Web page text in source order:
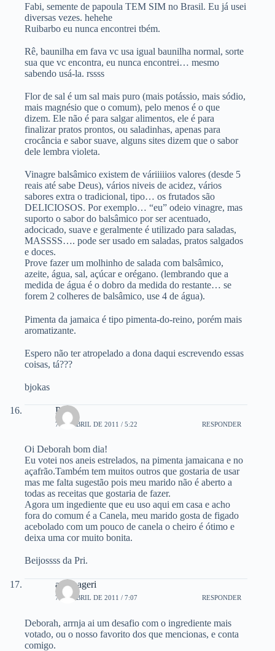
Fabi, semente de papoula TEM SIM no Brasil. Eu já usei
diversas vezes. hehehe
Ruibarbo eu nunca encontrei tbém.
Rê, baunilha em fava vc usa igual baunilha normal, sorte
sua que vc encontra, eu nunca encontrei… mesmo
sabendo usá-la. rssss
Flor de sal é um sal mais puro (mais potássio, mais sódio,
mais magnésio que o comum), pelo menos é o que
dizem. Ele não é para salgar alimentos, ele é para
finalizar pratos prontos, ou saladinhas, apenas para
crocância e sabor suave, alguns sites dizem que o sabor
dele lembra violeta.
Vinagre balsâmico existem de váriiiiios valores (desde 5
reais até sabe Deus), vários niveis de acidez, vários
sabores extra o tradicional, tipo… os frutados são
DELICIOSOS. Por exemplo… “eu” odeio vinagre, mas
suporto o sabor do balsâmico por ser acentuado,
adocicado, suave e geralmente é utilizado para saladas,
MASSSS…. pode ser usado em saladas, pratos salgados
e doces.
Prove fazer um molhinho de salada com balsâmico,
azeite, água, sal, açúcar e orégano. (lembrando que a
medida de água é o dobro da medida do restante… se
forem 2 colheres de balsâmico, use 4 de água).
Pimenta da jamaica é tipo pimenta-do-reino, porém mais
aromatizante.
Espero não ter atropelado a dona daqui escrevendo essas
coisas, tá???
bjokas
Pri
7 DE ABRIL DE 2011 / 5:22 RESPONDER
Oi Deborah bom dia!
Eu votei nos aneis estrelados, na pimenta jamaicana e no
açafrão.Também tem muitos outros que gostaria de usar
mas me falta sugestão pois meu marido não é aberto a
todas as receitas que gostaria de fazer.
Agora um ingediente que eu uso aqui em casa e acho
fora do comum é a Canela, meu marido gosta de figado
acebolado com um pouco de canela o cheiro é ótimo e
deixa uma cor muito bonita.
Beijossss da Pri.
anasbageri
7 DE ABRIL DE 2011 / 7:07 RESPONDER
Deborah, arrnja ai um desafio com o ingrediente mais
votado, ou o nosso favorito dos que mencionas, e conta
comigo.